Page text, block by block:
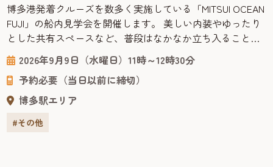
博多港発着クルーズを数多く実施している「MITSUI OCEAN
FUJI」の船内見学会を開催します。 美しい内装やゆったり
とした共有スペースなど、普段はなかなか立ち入ることの
できない船内を見学しながら、海の上で過ごす優雅な旅の
雰囲気やクルーズ船ならではの魅力を間近で体感できる貴
重な機会です。 申込1回につき、2名まで申し込みできます
ので、ご家族の方等も一緒にご応募できます。 是非この機
2026年9月9日（水曜日）11時～12時30分
予約必要（当日以前に締切）
博多駅エリア
#その他